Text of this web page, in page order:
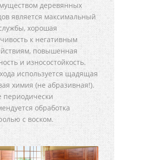
деревянных
является максимальный
хорошая
к негативным
повышенная
и износостойкость.
используется щадящая
химия (не абразивная!).
периодически
обработка
с воском.